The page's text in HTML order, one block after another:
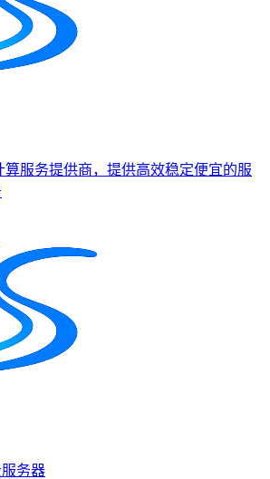
算服务提供商，提供高效稳定便宜的服
务器